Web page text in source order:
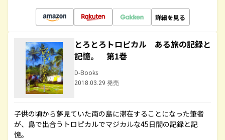
詳細を見る
とろとろトロピカル ある旅の記録と
記憶。 第1巻
D-Books
2018.03.29 発売
子供の頃から夢見ていた南の島に滞在することになった筆者
が、島で出合うトロピカルでマジカルな45日間の記録と記
憶。